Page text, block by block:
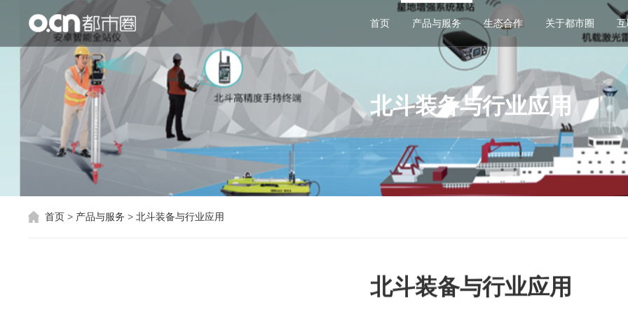
首页
产品与服务
北斗装备与行业应用 北斗行业应用
数字空间底座 智慧城市行业应用
自然资源行业应用
首页 产品与服务 生态合作 关于都市圈
北斗装备与行业应用
首页 > 产品与服务 > 北斗装备与行业应用
北斗装备与行业应用